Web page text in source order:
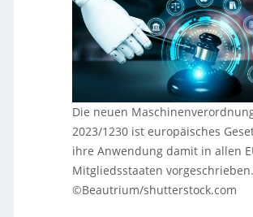
Die neuen
2023/1230 ist europäisches
ihre Anwendung damit in allen
Mitgliedsstaaten vorgeschrieben.
©Beautrium/shutterstock.com